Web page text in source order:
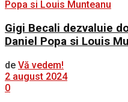
Gigi Becali dezvaluie
Daniel Popa si Louis
de Vă vedem!
2 august 2024
0